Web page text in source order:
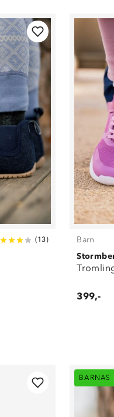
(13) Barn
399,-
BARNAS